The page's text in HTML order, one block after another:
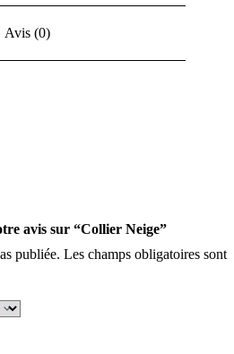
Avis (0)
avis sur “Collier Neige”
publiée. Les champs obligatoires sont